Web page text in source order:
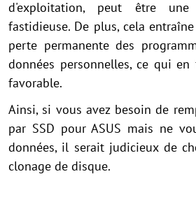
d'exploitation, peut être
fastidieuse. De plus, cela
perte permanente des
données personnelles, ce qui
favorable.
Ainsi, si vous avez besoin de
par SSD pour ASUS mais ne
données, il serait judicieux de
clonage de disque.